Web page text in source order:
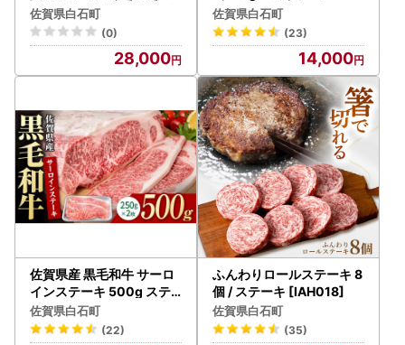
しゃぶしゃぶ用 赤身 モモ
1kg [IAG232]
佐賀県白石町
(0)
28,000
グ [IAX001]
佐賀県白石町
(23)
14,000
佐賀県産 黒毛和牛 サーロ
インステーキ 500g ステ
ーキ [IAG016]
佐賀県白石町
(22)
ふんわりロールステーキ 8
個 / ステーキ [IAH018]
佐賀県白石町
(35)